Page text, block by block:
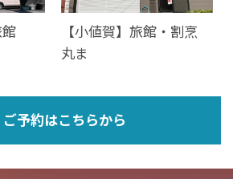
館
【小値賀】旅館・割烹
丸ま
ご予約はこちらから